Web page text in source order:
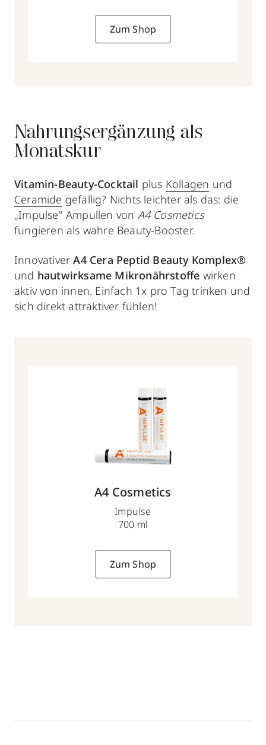
Zum Shop
Nahrungsergänzung als
Monatskur
Vitamin-Beauty-Cocktail plus Kollagen und
Ceramide gefällig? Nichts leichter als das: die
„Impulse" Ampullen von A4 Cosmetics
fungieren als wahre Beauty-Booster.
InnovativerA4 Cera Peptid Beauty Komplex®
und hautwirksame Mikronährstoffe wirken
aktiv von innen. Einfach 1x pro Tag trinken und
sich direkt attraktiver fühlen!
A4 Cosmetics
Impulse
700 ml
Zum Shop